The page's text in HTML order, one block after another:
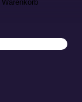
Warenkorb